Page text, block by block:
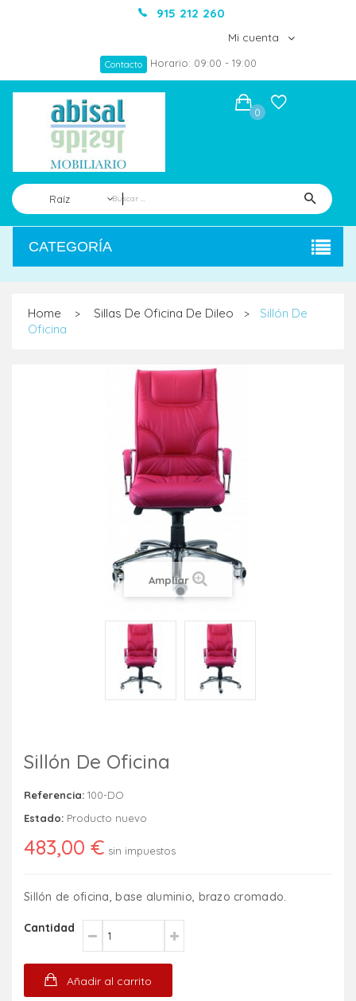
915 212 260
Mi cuenta
Contacto Horario: 09:00 - 19:00
Raíz
0
CATEGORÍA
Home > Sillas De Oficina De Dileo >
Sillón De
Oficina
Ampliar
Sillón De Oficina
Referencia: 100-DO
Estado: Producto nuevo
483,00 € sin impuestos
Sillón de oficina, base aluminio, brazo cromado.
Cantidad
Añadir al carrito